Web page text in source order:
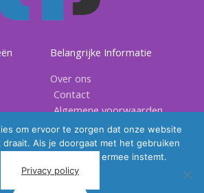
Belangrijke Informatie
Over ons
Contact
Algemene voorwaarden
Privacy voorwaarden
om ervoor te zorgen dat onze website
draait. Als je doorgaat met het gebruiken
gaan we er vanuit dat ermee instemt.
Privacy policy